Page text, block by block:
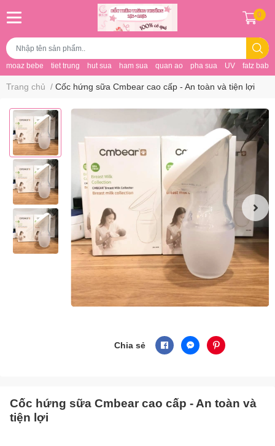
moaz bebe tiet trung hut sua ham sua quan ao pha sua UV fatz baby
0
Trang chủ / Cốc hứng sữa Cmbear cao cấp - An toàn và tiện lợi
Chia sẻ
Cốc hứng sữa Cmbear cao cấp - An toàn và
tiện lợi